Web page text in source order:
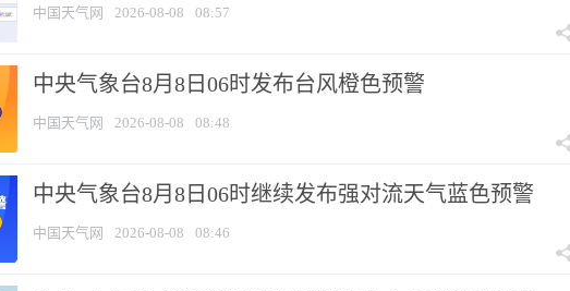
中国天气网 2026-08-08 08:57
中央气象台8月8日06时发布台风橙色预警
中国天气网 2026-08-08 08:48
中央气象台8月8日06时继续发布强对流天气蓝色预警
中国天气网 2026-08-08 08:46